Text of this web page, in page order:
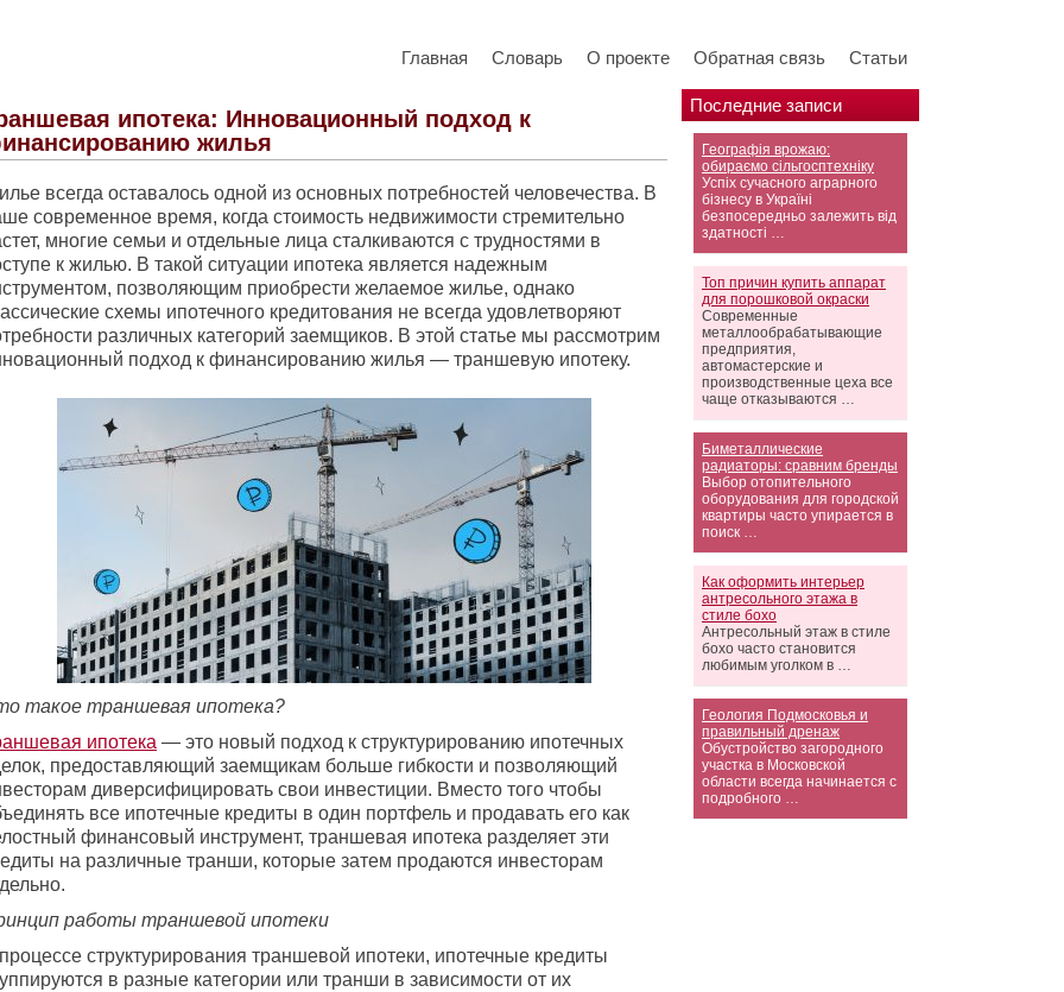
Главная Словарь О проекте Обратная связь Статьи
Последние записи
Географія врожаю:
обираємо сільгосптехніку
Успіх сучасного аграрного
бізнесу в Україні
безпосередньо залежить від
здатності …
Топ причин купить аппарат
для порошковой окраски
Современные
металлообрабатывающие
предприятия,
автомастерские и
производственные цеха все
чаще отказываются …
Биметаллические
радиаторы: сравним бренды
Выбор отопительного
оборудования для городской
квартиры часто упирается в
поиск …
Как оформить интерьер
антресольного этажа в
стиле бохо
Антресольный этаж в стиле
бохо часто становится
любимым уголком в …
Геология Подмосковья и
правильный дренаж
Обустройство загородного
участка в Московской
области всегда начинается с
подробного …
ипотека: Инновационный подход к
жилья
всегда оставалось одной из основных потребностей человечества. В
современное время, когда стоимость недвижимости стремительно
многие семьи и отдельные лица сталкиваются с трудностями в
к жилью. В такой ситуации ипотека является надежным
позволяющим приобрести желаемое жилье, однако
схемы ипотечного кредитования не всегда удовлетворяют
различных категорий заемщиков. В этой статье мы рассмотрим
подход к финансированию жилья — траншевую ипотеку.
такое траншевая ипотека?
ипотека — это новый подход к структурированию ипотечных
предоставляющий заемщикам больше гибкости и позволяющий
диверсифицировать свои инвестиции. Вместо того чтобы
все ипотечные кредиты в один портфель и продавать его как
финансовый инструмент, траншевая ипотека разделяет эти
на различные транши, которые затем продаются инвесторам
работы траншевой ипотеки
структурирования траншевой ипотеки, ипотечные кредиты
в разные категории или транши в зависимости от их